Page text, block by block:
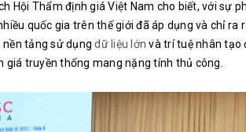
Hội Thẩm định giá Việt Nam cho biết, với sự
quốc gia trên thế giới đã áp dụng và chỉ ra
nền tảng sử dụngdữ liệu lớn và trí tuệ nhân tạo
truyền thống mang nặng tính thủ công.